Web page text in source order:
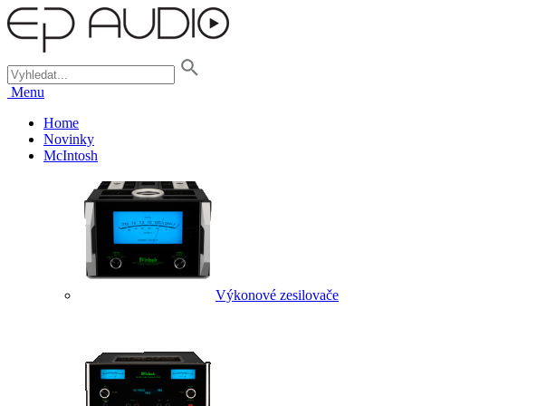
Menu
Home
Novinky
McIntosh
Výkonové zesilovače